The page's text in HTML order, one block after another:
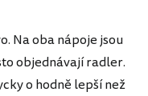
Na oba nápoje jsou
objednávají radler.
o hodně lepší než